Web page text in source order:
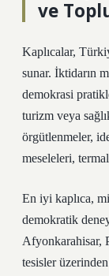
ve
Kaplıcalar,
sunar. İktidarın
demokrasi
turizm veya
örgütlenmeler,
meseleleri,
En iyi kaplıca,
demokratik
Afyonkarahisar,
tesisler